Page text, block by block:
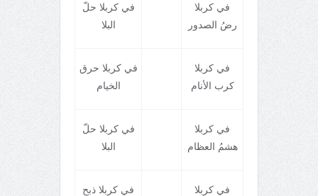
في کربلا
رضُ الصدور
في کربلا حلّ
البلا
في کربلا
کرب الأنام
في کربلا حرق
الخيام
في کربلا
هشمُ العظام
في کربلا حلّ
البلا
في کربلا
في کربلا ذبح